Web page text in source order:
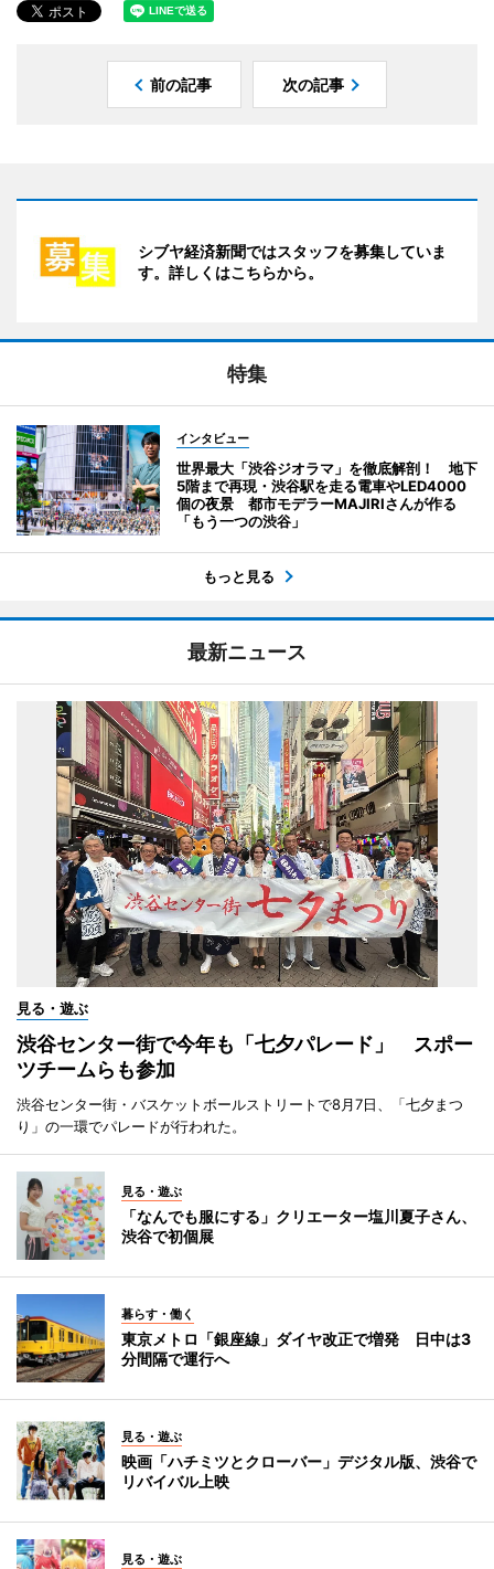
前の記事 次の記事
シブヤ経済新聞ではスタッフを募集していま
す。詳しくはこちらから。
特集
インタビュー
世界最大「渋谷ジオラマ」を徹底解剖！ 地下
5階まで再現・渋谷駅を走る電車やLED4000
個の夜景 都市モデラーMAJIRIさんが作る
「もう一つの渋谷」
もっと見る
最新ニュース
見る・遊ぶ
渋谷センター街で今年も「七夕パレード」 スポー
ツチームらも参加
渋谷センター街・バスケットボールストリートで8月7日、「七夕まつ
り」の一環でパレードが行われた。
見る・遊ぶ
「なんでも服にする」クリエーター塩川夏子さん、
渋谷で初個展
暮らす・働く
東京メトロ「銀座線」ダイヤ改正で増発 日中は3
分間隔で運行へ
見る・遊ぶ
映画「ハチミツとクローバー」デジタル版、渋谷で
リバイバル上映
見る・遊ぶ